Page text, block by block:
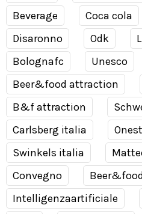
Beverage
Coca cola
Disaronno
Odk
Bolognafc
Unesco
Beer&food attraction
B&f attraction
Carlsberg italia
Swinkels italia
Convegno
Intelligenzaartificiale